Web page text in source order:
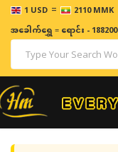
1 USD = 2110 MMK
အခေါက်ရွှေ=ရောင်း -